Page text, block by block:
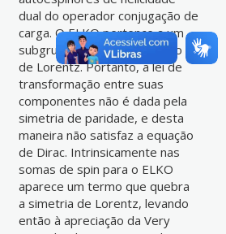
dual do operador conjugação de
carga. O ELKO pertence a um
subgrupo do grupo completo
de Lorentz. Portanto, a lei de
transformação entre suas
componentes não é dada pela
simetria de paridade, e desta
maneira não satisfaz a equação
de Dirac. Intrinsicamente nas
somas de spin para o ELKO
aparece um termo que quebra
a simetria de Lorentz, levando
então à apreciação da Very